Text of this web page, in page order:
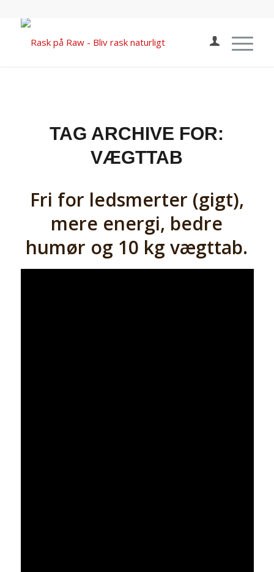
TAG ARCHIVE FOR:
VÆGTTAB
Fri for ledsmerter (gigt),
mere energi, bedre
humør og 10 kg vægttab.